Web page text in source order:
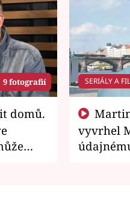
9 fotografií SERIÁLY A
vyvrhel